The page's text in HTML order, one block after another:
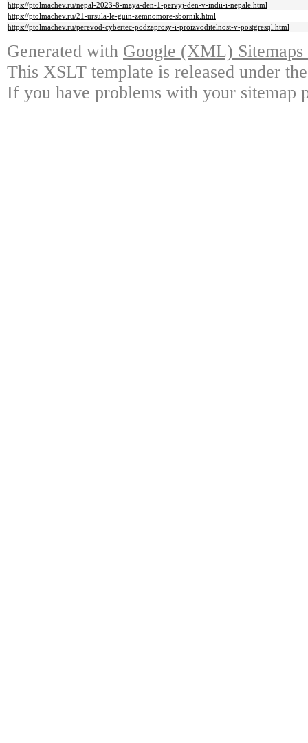
https://ptolmachev.ru/nepal-2023-8-maya-den-1-pervyj-den-v-indii-i-nepale.html
https://ptolmachev.ru/21-ursula-le-guin-zemnomore-sbornik.html
https://ptolmachev.ru/perevod-cybertec-podzaprosy-i-proizvoditelnost-v-postgresql.html
Generated with Google (XML)
This XSLT template is released under
If you have problems with your sitemap